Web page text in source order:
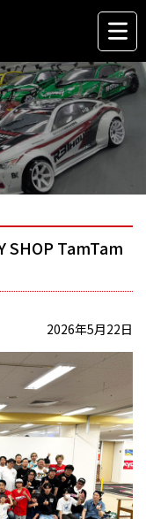
SHOP TamTam
2026年5月22日